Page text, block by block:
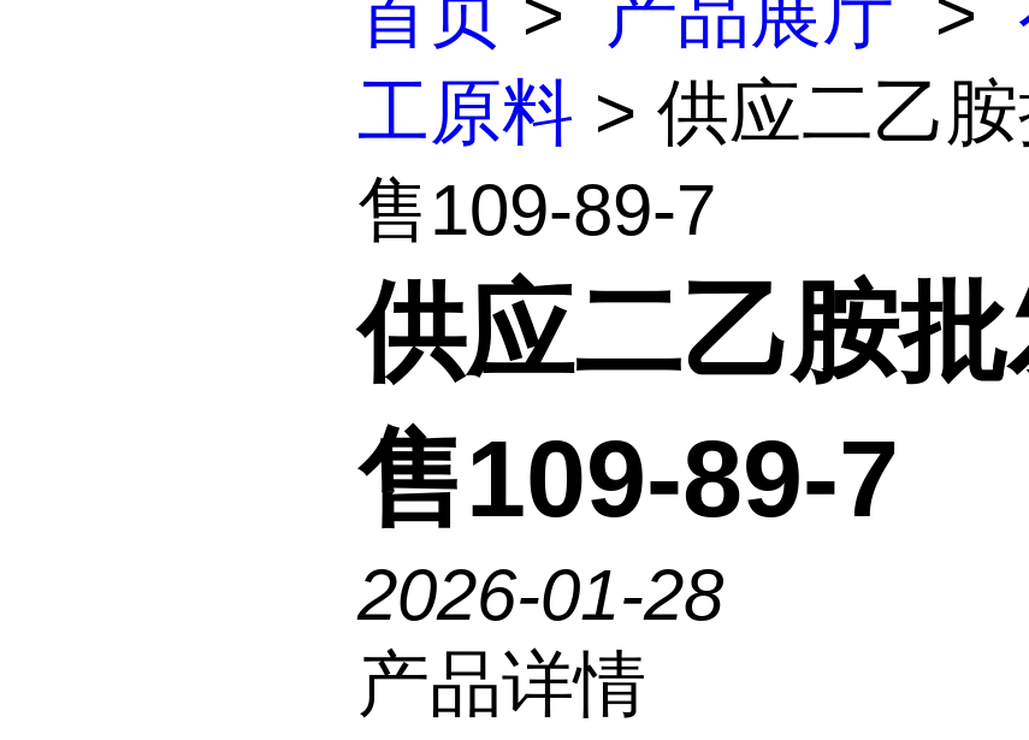
工原料 > 供应二乙
售109-89-7
供应二乙胺
售109-89-7
2026-01-28
产品详情